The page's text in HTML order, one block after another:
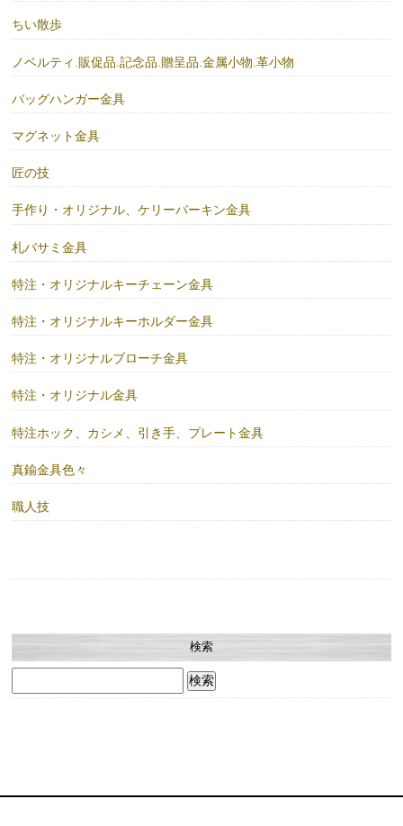
ちい散歩
ノベルティ.販促品.記念品.贈呈品.金属小物.革小物
バッグハンガー金具
マグネット金具
匠の技
手作り・オリジナル、ケリーバーキン金具
札バサミ金具
特注・オリジナルキーチェーン金具
特注・オリジナルキーホルダー金具
特注・オリジナルブローチ金具
特注・オリジナル金具
特注ホック、カシメ、引き手、プレート金具
真鍮金具色々
職人技
検索
索: